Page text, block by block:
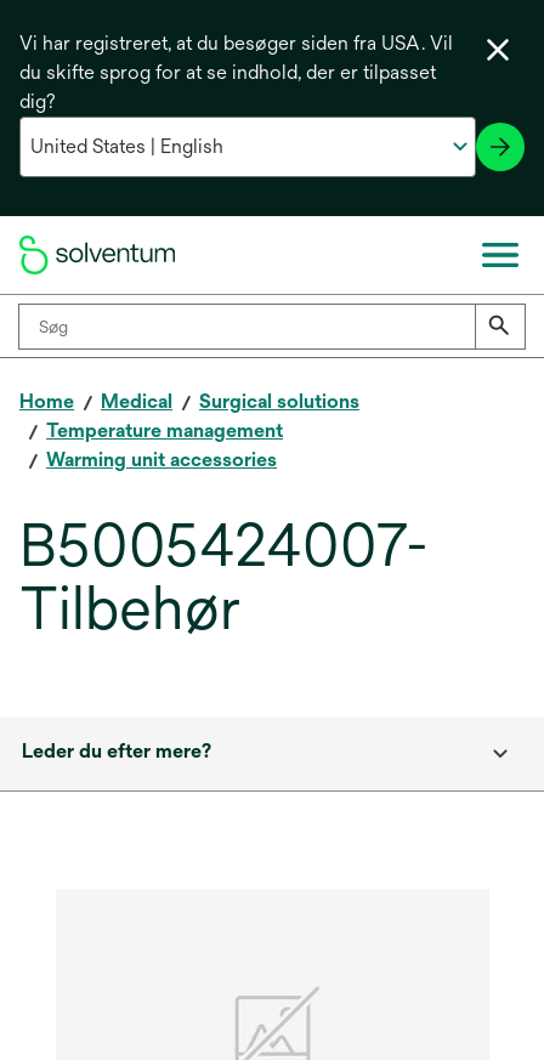
Vi har registreret, at du besøger siden fra USA. Vil
du skifte sprog for at se indhold, der er tilpasset
dig?
Home Medical
Surgical solutions
Temperature management
Warming unit accessories
B5005424007-
Tilbehør
Leder du efter mere?